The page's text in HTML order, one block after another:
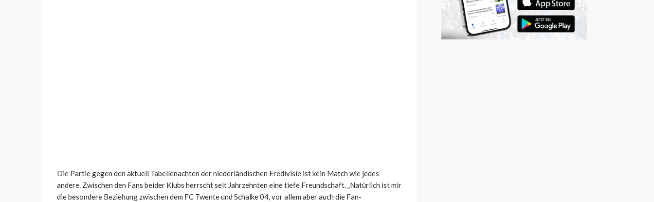
Die Partie gegen den aktuell Tabellenachten der niederländischen Eredivisie ist kein Match wie jedes
andere. Zwischen den Fans beider Klubs herrscht seit Jahrzehnten eine tiefe Freundschaft. „Natürlich ist mir
die besondere Beziehung zwischen dem FC Twente und Schalke 04, vor allem aber auch die Fan-